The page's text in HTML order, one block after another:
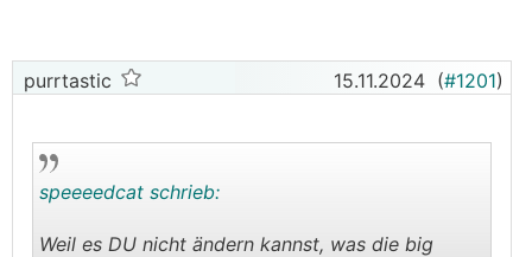
purrtastic 15.11.2024 (#1201)
speeeedcat schrieb:
Weil es DU nicht ändern kannst, was die big